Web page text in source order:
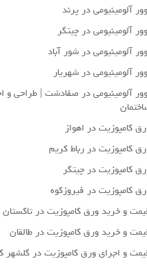
آلومینیومی در پرند
آلومینیومی در چیتگر
آلومینیومی در شور آباد
آلومينيومي در شهريار
آلومینیومی در صفادشت | طراحی و
کامپوزیت در اهواز
کامپوزیت در رباط کریم
کامپوزیت در چیتگر
کامپوزیت در فیروزکوه
و خرید ورق کامپوزیت در
و خرید ورق کامپوزیت در طالقان
و اجرای ورق کامپوزیت در گلشهر